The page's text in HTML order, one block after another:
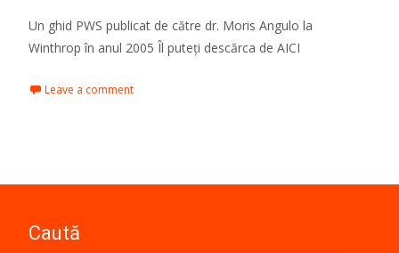
Un ghid PWS publicat de către dr. Moris Angulo la
Winthrop în anul 2005 Îl puteți descărca de AICI
Leave a comment
Caută